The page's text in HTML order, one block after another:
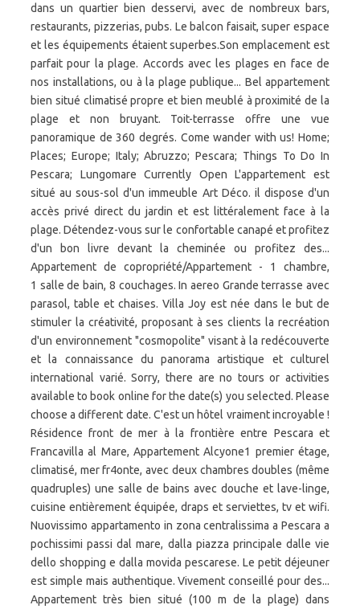
dans un quartier bien desservi, avec de nombreux bars,
restaurants, pizzerias, pubs. Le balcon faisait, super espace
et les équipements étaient superbes.Son emplacement est
parfait pour la plage. Accords avec les plages en face de
nos installations, ou à la plage publique... Bel appartement
bien situé climatisé propre et bien meublé à proximité de la
plage et non bruyant. Toit-terrasse offre une vue
panoramique de 360 degrés. Come wander with us! Home;
Places; Europe; Italy; Abruzzo; Pescara; Things To Do In
Pescara; Lungomare Currently Open L'appartement est
situé au sous-sol d'un immeuble Art Déco. il dispose d'un
accès privé direct du jardin et est littéralement face à la
plage. Détendez-vous sur le confortable canapé et profitez
d'un bon livre devant la cheminée ou profitez des...
Appartement de copropriété/Appartement - 1 chambre,
1 salle de bain, 8 couchages. In aereo Grande terrasse avec
parasol, table et chaises. Villa Joy est née dans le but de
stimuler la créativité, proposant à ses clients la recréation
d'un environnement "cosmopolite" visant à la redécouverte
et la connaissance du panorama artistique et culturel
international varié. Sorry, there are no tours or activities
available to book online for the date(s) you selected. Please
choose a different date. C'est un hôtel vraiment incroyable !
Résidence front de mer à la frontière entre Pescara et
Francavilla al Mare, Appartement Alcyone1 premier étage,
climatisé, mer fr4onte, avec deux chambres doubles (même
quadruples) une salle de bains avec douche et lave-linge,
cuisine entièrement équipée, draps et serviettes, tv et wifi.
Nuovissimo appartamento in zona centralissima a Pescara a
pochissimi passi dal mare, dalla piazza principale dalle vie
dello shopping e dalla movida pescarese. Le petit déjeuner
est simple mais authentique. Vivement conseillé pour des...
Appartement très bien situé (100 m de la plage) dans